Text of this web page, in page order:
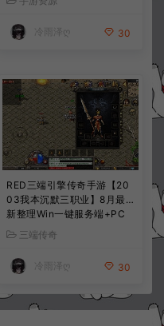
+全资源安卓+详细搭建教程
+视频教程
冷雨泽ღ 30
RED三端引擎传奇手游【20
03我本沉默三职业】8月最
新整理Win一键服务端+PC
安卓+详细搭建教程
三端传奇
冷雨泽ღ 30